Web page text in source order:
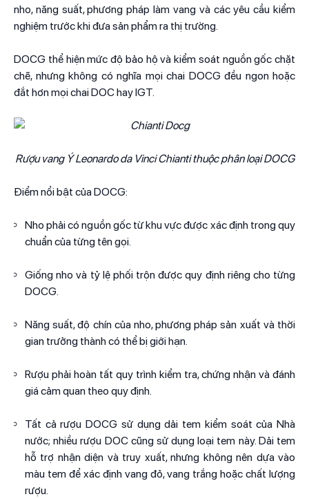
nho, năng suất, phương pháp làm vang và các yêu cầu kiểm
nghiệm trước khi đưa sản phẩm ra thị trường.
DOCG thể hiện mức độ bảo hộ và kiểm soát nguồn gốc chặt
chẽ, nhưng không có nghĩa mọi chai DOCG đều ngon hoặc
đắt hơn mọi chai DOC hay IGT.
Rượu vang Ý Leonardo da Vinci Chianti thuộc phân loại DOCG
Điểm nổi bật của DOCG:
Nho phải có nguồn gốc từ khu vực được xác định trong quy
chuẩn của từng tên gọi.
Giống nho và tỷ lệ phối trộn được quy định riêng cho từng
DOCG.
Năng suất, độ chín của nho, phương pháp sản xuất và thời
gian trưởng thành có thể bị giới hạn.
Rượu phải hoàn tất quy trình kiểm tra, chứng nhận và đánh
giá cảm quan theo quy định.
Tất cả rượu DOCG sử dụng dải tem kiểm soát của Nhà
nước; nhiều rượu DOC cũng sử dụng loại tem này. Dải tem
hỗ trợ nhận diện và truy xuất, nhưng không nên dựa vào
màu tem để xác định vang đỏ, vang trắng hoặc chất lượng
rượu.